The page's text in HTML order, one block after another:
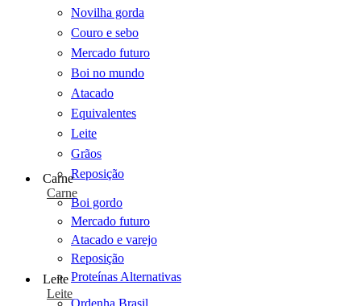
Novilha gorda
Couro e sebo
Mercado futuro
Boi no mundo
Atacado
Equivalentes
Leite
Grãos
Reposição
Carne
Carne
Boi gordo
Mercado futuro
Atacado e varejo
Reposição
Proteínas Alternativas
Leite
Leite
Ordenha Brasil